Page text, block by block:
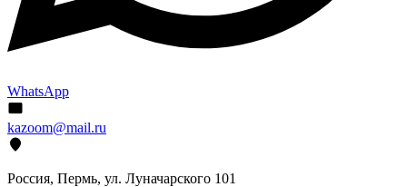
WhatsApp
kazoom@mail.ru
Россия, Пермь, ул. Луначарского 101